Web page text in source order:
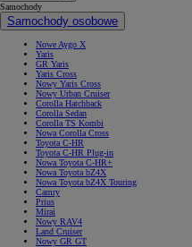
Samochody
Samochody osobowe
Nowe Aygo X
Yaris
GR Yaris
Yaris Cross
Nowy Yaris Cross
Nowy Urban Cruiser
Corolla Hatchback
Corolla Sedan
Corolla TS Kombi
Nowa Corolla Cross
Toyota C-HR
Toyota C-HR Plug-in
Nowa Toyota C-HR+
Nowa Toyota bZ4X
Nowa Toyota bZ4X Touring
Camry
Prius
Mirai
Nowy RAV4
Land Cruiser
Nowy GR GT